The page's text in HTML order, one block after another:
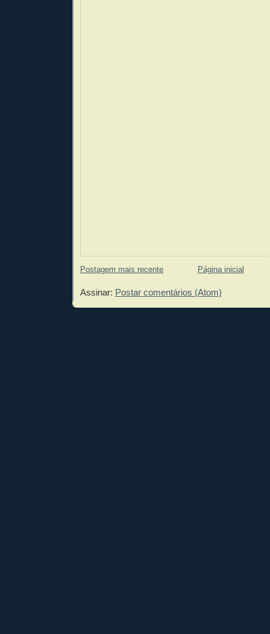
Postagem mais recente Página inicial
Assinar: Postar comentários (Atom)